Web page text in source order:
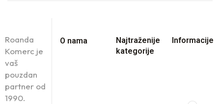
Roanda
Komerc je
vaš
pouzdan
partner od
1990.
O nama
Najtraženije
kategorije
Informacije